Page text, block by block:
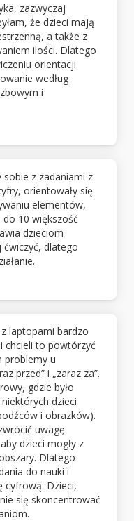
zazwyczaj
że dzieci mają
a także z
ilości. Dlatego
orientacji
według
i
sobie z zadaniami z
orientowały się
elementów,
do 10 większość
dzieciom
dlatego
laptopami bardzo
chcieli to powtórzyć
problemy u
przed” i „zaraz za”.
gdzie było
dzieci
i obrazków).
uwagę
dzieci mogły z
Dlatego
do nauki i
cyfrową. Dzieci,
się skoncentrować